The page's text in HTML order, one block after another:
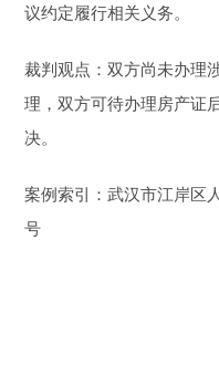
议约定履行相关义务。
裁判观点：双方尚未办理
理，双方可待办理房产证
决。
案例索引：武汉市江岸区
号